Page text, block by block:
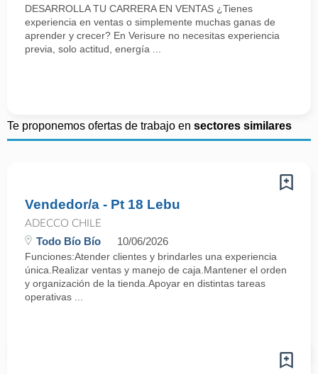
DESARROLLA TU CARRERA EN VENTAS ¿Tienes
experiencia en ventas o simplemente muchas ganas de
aprender y crecer? En Verisure no necesitas experiencia
previa, solo actitud, energía ...
Te proponemos ofertas de trabajo en sectores similares
Vendedor/a - Pt 18 Lebu
ADECCO CHILE
Todo Bío Bío 10/06/2026
Funciones:Atender clientes y brindarles una experiencia
única.Realizar ventas y manejo de caja.Mantener el orden
y organización de la tienda.Apoyar en distintas tareas
operativas ...